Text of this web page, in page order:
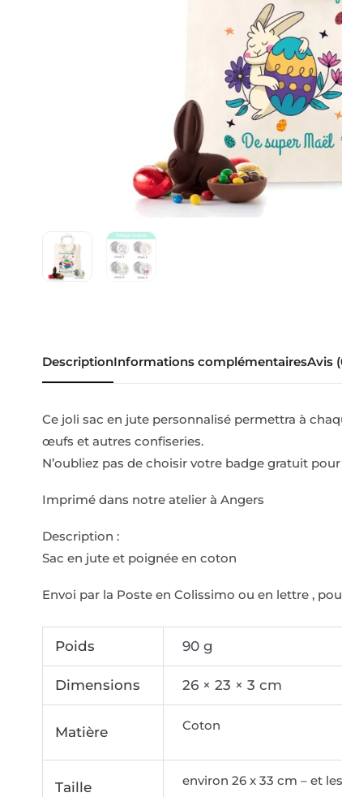
DescriptionInformations complémentairesAvis
Ce joli sac en jute personnalisé permettra à
œufs et autres confiseries.
N’oubliez pas de choisir votre badge gratuit
Imprimé dans notre atelier à Angers
Description :
Sac en jute et poignée en coton
Envoi par la Poste en Colissimo ou en lettre ,
Poids 90 g
Dimensions 26 × 23 × 3 cm
Matière Coton
Taille environ 26 x 33 cm – et